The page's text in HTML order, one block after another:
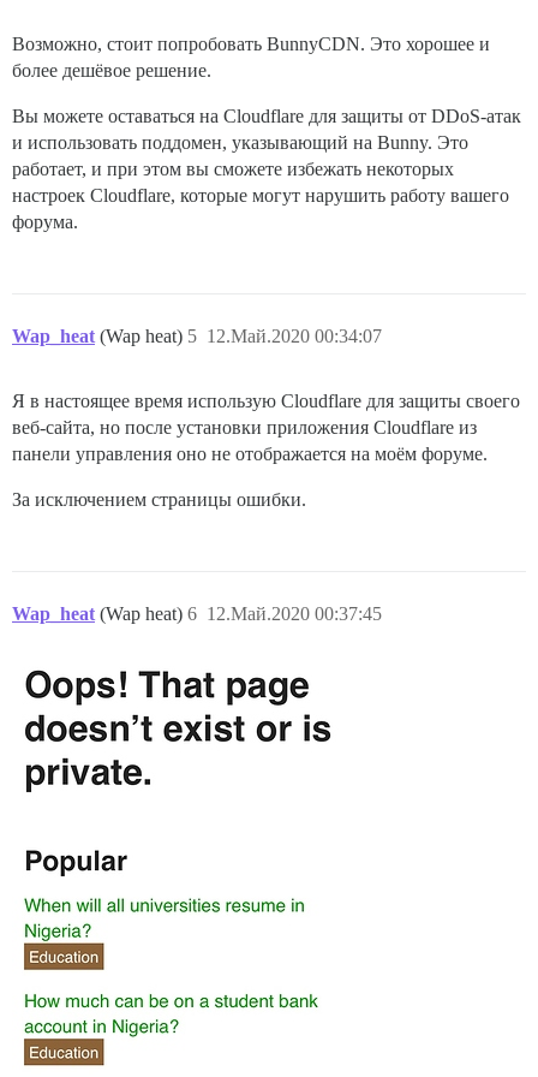
Возможно, стоит попробовать BunnyCDN. Это хорошее и
более дешёвое решение.
Вы можете оставаться на Cloudflare для защиты от DDoS-атак
и использовать поддомен, указывающий на Bunny. Это
работает, и при этом вы сможете избежать некоторых
настроек Cloudflare, которые могут нарушить работу вашего
форума.
Wap_heat (Wap heat) 12.Май.2020 00:34:07
5
Я в настоящее время использую Cloudflare для защиты своего
веб-сайта, но после установки приложения Cloudflare из
панели управления оно не отображается на моём форуме.
За исключением страницы ошибки.
Wap_heat (Wap heat) 12.Май.2020 00:37:45
6